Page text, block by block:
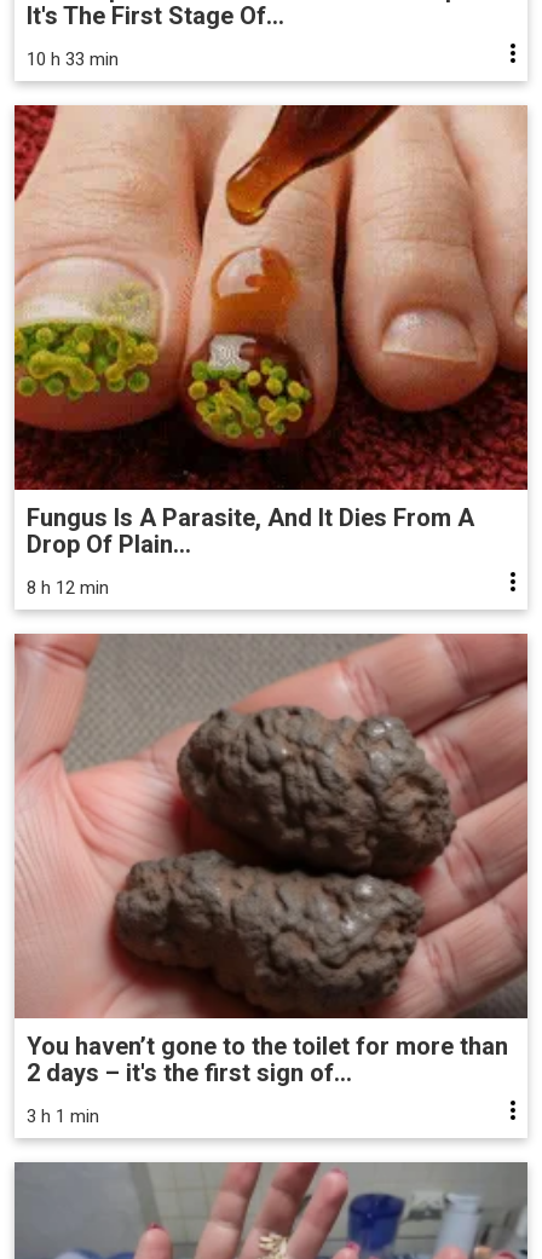
It's The First Stage Of...
10 h 33 min
Fungus Is A Parasite, And It Dies From A
Drop Of Plain...
8 h 12 min
You haven’t gone to the toilet for more than
2 days – it's the first sign of...
3 h 1 min